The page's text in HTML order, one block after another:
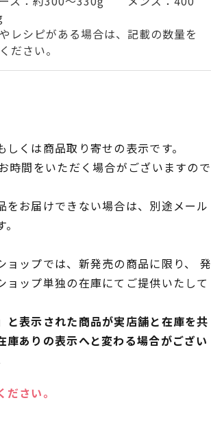
レシピがある場合は、記載の数量を
ださい。
くは商品取り寄せの表示です。
時間をいただく場合がございますので
をお届けできない場合は、別途メール
ョップでは、新発売の商品に限り、 発
ョップ単独の在庫にてご提供いたして
表示された商品が実店舗と在庫を共
ありの表示へと変わる場合がござい
さい。